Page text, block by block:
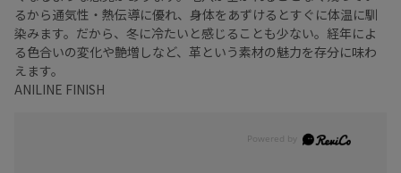
るから通気性・熱伝導に優れ、身体をあずけるとすぐに体温に馴
染みます。だから、冬に冷たいと感じることも少ない。経年によ
る色合いの変化や艶増しなど、革という素材の魅力を存分に味わ
えます。
ANILINE FINISH